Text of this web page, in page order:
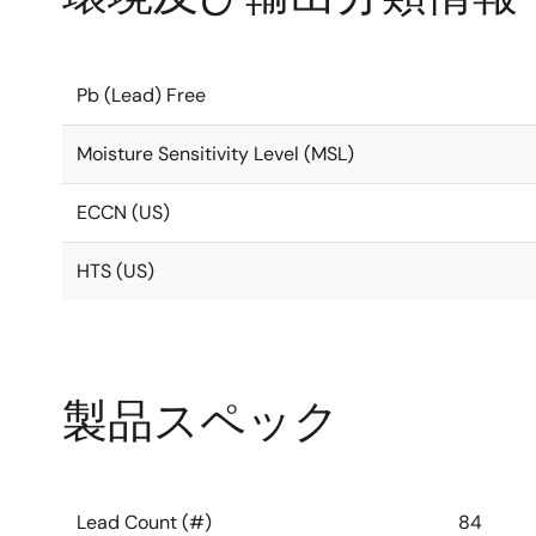
Pb (Lead) Free
Moisture Sensitivity Level (MSL)
ECCN (US)
HTS (US)
製品スペック
Lead Count (#) 84